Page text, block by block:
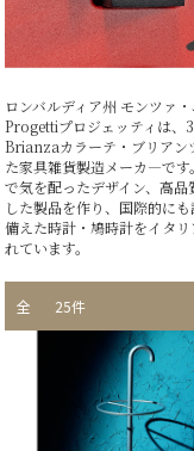
ロンバルディア州 モンツァ
Progettiプロジェッティは、
Brianzaカラーテ・ブリアン
た家具雑貨製造メーカ—です
で気を配ったデザイン、高
した製品を作り、国際的に
備えた時計・鳩時計をイタ
れています。
全 25件